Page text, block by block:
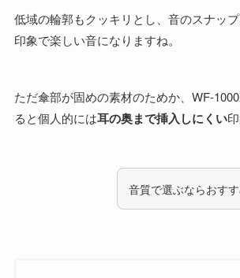
低域の輪郭もクッキリとし、音のスナッ
印象で楽しい音になりますね。
ただ傘部が固めの素材のためか、WF-
ると個人的には耳の奥まで挿入しにくい
音質で選ぶならおすす